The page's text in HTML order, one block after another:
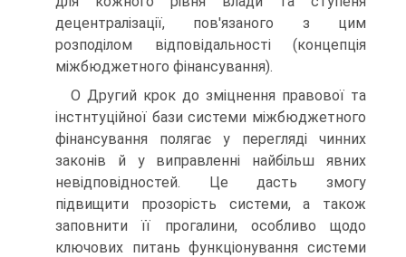
децентралізації, пов'язаного з цим
розподілом відповідальності (концепція
міжбюджетного фінансування).
О Другий крок до зміцнення правової та
інстнтуційної бази системи міжбюджетного
фінансування полягає у перегляді чинних
законів й у виправленні найбільш явних
невідповідностей. Це дасть змогу
підвищити прозорість системи, а також
заповнити її прогалини, особливо щодо
ключових питань функціонування системи